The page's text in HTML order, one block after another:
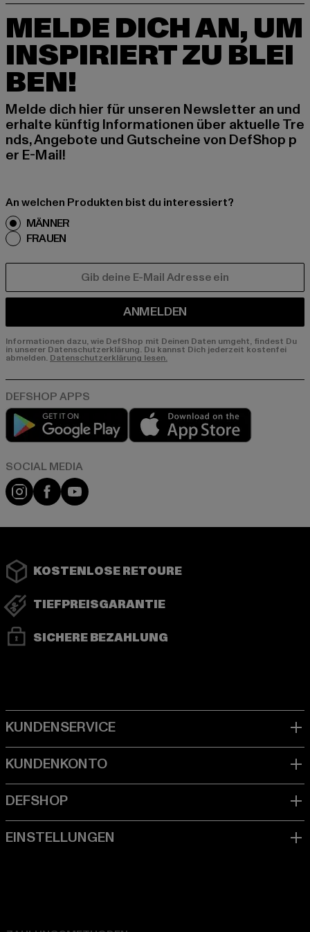
MELDE DICH AN, UM
INSPIRIERT ZU BLEI
BEN!
Melde dich hier für unseren Newsletter an und
erhalte künftig Informationen über aktuelle Tre
nds, Angebote und Gutscheine von DefShop p
er E-Mail!
An welchen Produkten bist du interessiert?
MÄNNER
FRAUEN
ANMELDEN
Informationen dazu, wie DefShop mit Deinen Daten umgeht, findest Du
in unserer Datenschutzerklärung. Du kannst Dich jederzeit kostenfei
abmelden. Datenschutzerklärung lesen.
Play market
Instagram
FacebookYouTube
KOSTENLOSE RETOURE
TIEFPREISGARANTIE
SICHERE BEZAHLUNG